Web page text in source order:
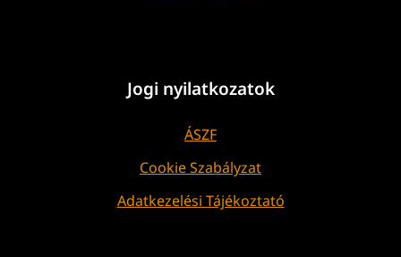
Jogi nyilatkozatok
ÁSZF
Cookie Szabályzat
Adatkezelési Tájékoztató